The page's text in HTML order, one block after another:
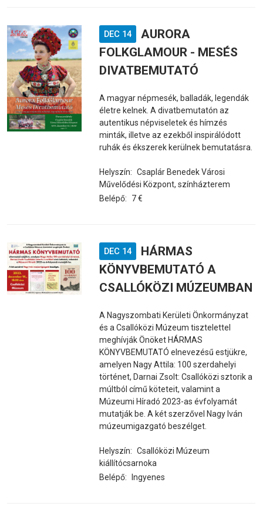
DEC 14
AURORA
FOLKGLAMOUR - MESÉS
DIVATBEMUTATÓ
A magyar népmesék, balladák, legendák
életre kelnek. A divatbemutatón az
autentikus népviseletek és hímzés
minták, illetve az ezekből inspirálódott
ruhák és ékszerek kerülnek bemutatásra.
Helyszín: Csaplár Benedek Városi
Művelődési Központ, színházterem
Belépő:
7 €
DEC 14
HÁRMAS
KÖNYVBEMUTATÓ A
CSALLÓKÖZI MÚZEUMBAN
A Nagyszombati Kerületi Önkormányzat
és a Csallóközi Múzeum tisztelettel
meghívják Önöket HÁRMAS
KÖNYVBEMUTATÓ elnevezésű estjükre,
amelyen Nagy Attila: 100 szerdahelyi
történet, Darnai Zsolt: Csallóközi sztorik a
múltból című köteteit, valamint a
Múzeumi Híradó 2023-as évfolyamát
mutatják be. A két szerzővel Nagy Iván
múzeumigazgató beszélget.
Helyszín: Csallóközi Múzeum
kiállítócsarnoka
Belépő:
Ingyenes